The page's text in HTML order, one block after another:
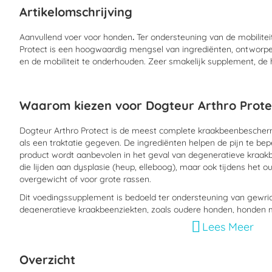
van
afbeeldingen-
gallerij
Artikelomschrijving
Aanvullend voer voor honden. Ter ondersteuning van de
Protect is een hoogwaardig mengsel van ingrediënten,
en de mobiliteit te onderhouden. Zeer smakelijk supplement,
Waarom kiezen voor Dogteur Arthro
Dogteur Arthro Protect is de meest complete
als een traktatie gegeven. De ingrediënten helpen de pijn te
product wordt aanbevolen in het geval van degeneratieve
die lijden aan dysplasie (heup, elleboog), maar ook tijdens het
overgewicht of voor grote rassen.
Dit voedingssupplement is bedoeld ter ondersteuning van
degeneratieve kraakbeenziekten, zoals oudere honden,
en grote rassen, puppy’s van grote rassen en honden die
Lees Meer
Overzicht